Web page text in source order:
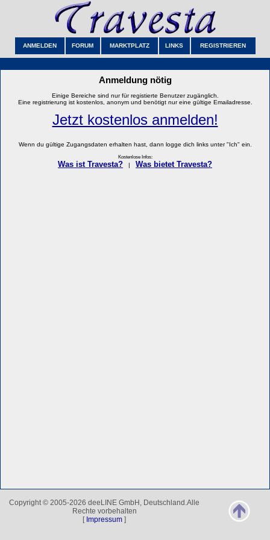
ANMELDEN FORUM MARKTPLATZ LINKS REGISTRIEREN
Anmeldung nötig
Einige Bereiche sind nur für registierte Benutzer zugänglich.
Eine registrierung ist kostenlos, anonym und benötigt nur eine gültige Emailadresse.
Jetzt kostenlos anmelden!
Wenn du gültige Zugangsdaten erhalten hast, dann logge dich links unter "Ich" ein.
Kostenlose Infos:
Was ist Travesta? Was bietet Travesta?
Copyright © 2005-2026 deeLINE GmbH, Deutschland.Alle
Rechte vorbehalten
[ Impressum ]